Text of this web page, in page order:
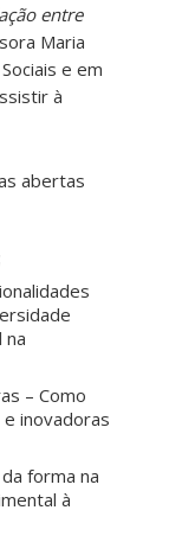
entre
Maria
e em
à
abertas
na
– Como
inovadoras
forma na
à